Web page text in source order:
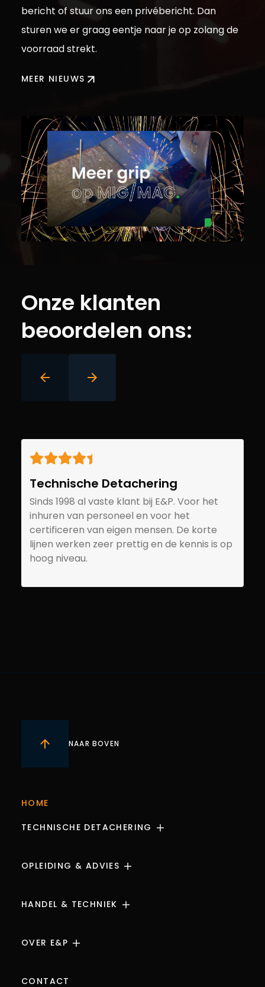
bericht of stuur ons een privébericht. Dan
sturen we er graag eentje naar je op zolang de
voorraad strekt.
MEER NIEUWS
Onze klanten
beoordelen ons:
Technische Detachering
Sinds 1998 al vaste klant bij E&P. Voor het
inhuren van personeel en voor het
certificeren van eigen mensen. De korte
lijnen werken zeer prettig en de kennis is op
hoog niveau.
NAAR BOVEN
HOME
TECHNISCHE DETACHERING
WERKNEMER
OPLEIDING & ADVIES
CERTIFICERING
MAATWERK
HANDEL & TECHNIEK
SHOWROOM EN VERKOOP
WERKKLEDING EN PBM
OVER E&P
CONTACT